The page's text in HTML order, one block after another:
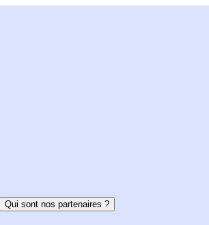
Qui sont nos partenaires ?